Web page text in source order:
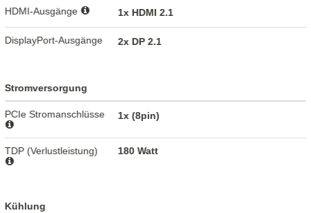
HDMI-Ausgänge 1x HDMI 2.1
DisplayPort-Ausgänge 2x DP 2.1
Stromversorgung
PCIe Stromanschlüsse 1x (8pin)
TDP (Verlustleistung) 180 Watt
Kühlung